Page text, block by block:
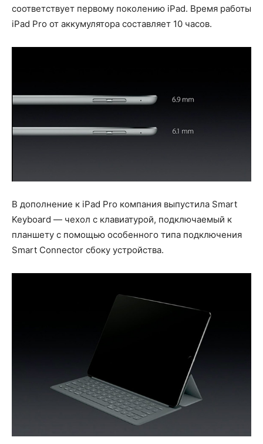
соответствует первому поколению iPad. Время работы
iPad Pro от аккумулятора составляет 10 часов.
В дополнение к iPad Pro компания выпустила Smart
Keyboard — чехол с клавиатурой, подключаемый к
планшету с помощью особенного типа подключения
Smart Connector сбоку устройства.